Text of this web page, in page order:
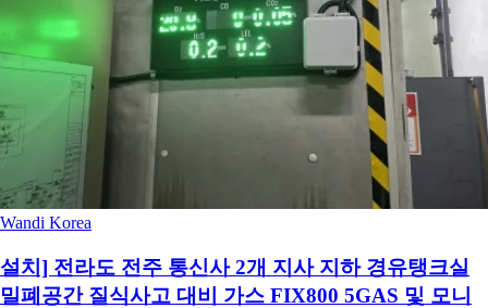
Wandi Korea
설치] 전라도 전주 통신사 2개 지사 지하 경유탱크실
밀폐공간 질식사고 대비 가스 FIX800 5GAS 및 모니